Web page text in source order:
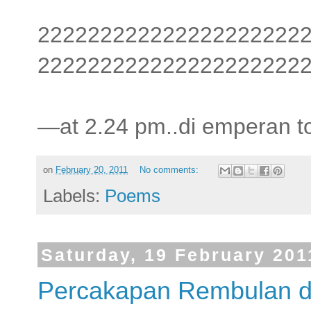
—at 2.24 pm..di emperan
on February 20, 2011 No comments:
Labels: Poems
Saturday, 19 February
Percakapan Rembulan